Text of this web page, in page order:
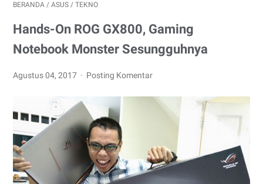
BERANDA / ASUS / TEKNO
Hands-On ROG GX800, Gaming
Notebook Monster Sesungguhnya
Agustus 04, 2017 Posting Komentar